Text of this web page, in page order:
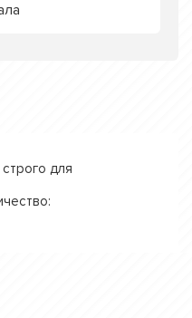
для